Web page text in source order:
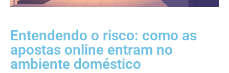
Entendendo o risco: como as
apostas online entram no
ambiente doméstico